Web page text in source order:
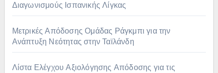
Διαγωνισμούς Ισπανικής Λίγκας
Μετρικές Απόδοσης Ομάδας Ράγκμπι για την
Ανάπτυξη Νεότητας στην Ταϊλάνδη
Λίστα Ελέγχου Αξιολόγησης Απόδοσης για τις